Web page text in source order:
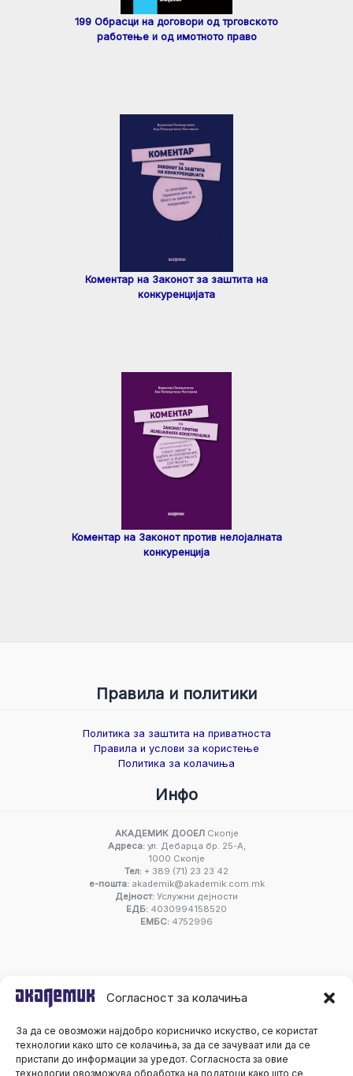
Согласност за колачиња
За да се овозможи најдобро корисничко искуство, се користат
технологии како што се колачиња, за да се зачуваат или да се
пристапи до информации за уредот. Согласноста за овие
технологии овозможува обработка на податоци како што се
199 Обрасци на договори од трговското
работење и од имотното право
Коментар на Законот за заштита на
конкуренцијата
Коментар на Законот против нелојалната
конкуренција
Правила и политики
Политика за заштита на приватноста
Правила и услови за користење
Политика за колачиња
Инфо
АКАДЕМИК ДООЕЛСкопје
Адреса:ул. Дебарца бр. 25-А,
1000 Скопје
Тел: + 389 (71) 23 23 42
е-пошта:akademik@akademik.com.mk
Дејност: Услужни дејности
ЕДБ: 4030994158520
ЕМБС: 4752996